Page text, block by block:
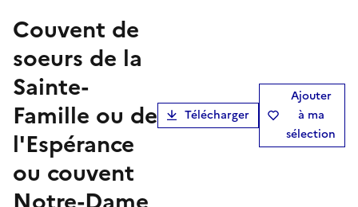
couvent de
soeurs de la
Sainte-
Famille ou de
l'Espérance
ou couvent
Télécharger
Ajouter
à ma
sélection